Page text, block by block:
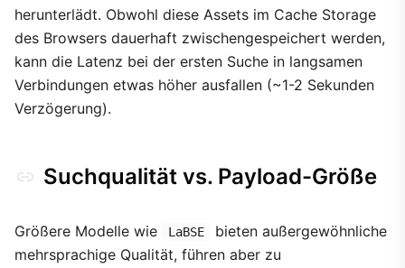
herunterlädt. Obwohl diese Assets im Cache Storage
des Browsers dauerhaft zwischengespeichert werden,
kann die Latenz bei der ersten Suche in langsamen
Verbindungen etwas höher ausfallen (~1-2 Sekunden
Verzögerung).
Suchqualität vs. Payload-Größe
Größere Modelle wie LaBSE
bieten außergewöhnliche
mehrsprachige Qualität, führen aber zu